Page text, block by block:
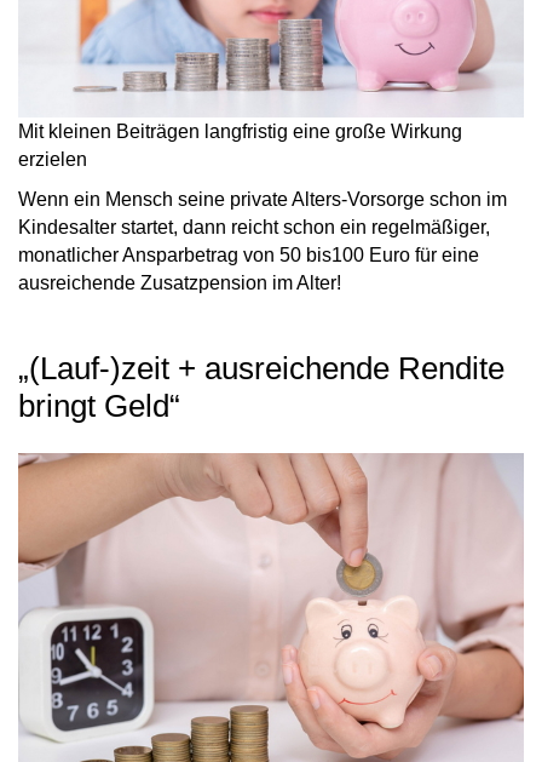
Mit kleinen Beiträgen langfristig eine große Wirkung
erzielen
Wenn ein Mensch seine private Alters-Vorsorge schon im
Kindesalter startet, dann reicht schon ein regelmäßiger,
monatlicher Ansparbetrag von 50 bis100 Euro für eine
ausreichende Zusatzpension im Alter!
„(Lauf-)zeit + ausreichende Rendite
bringt Geld“